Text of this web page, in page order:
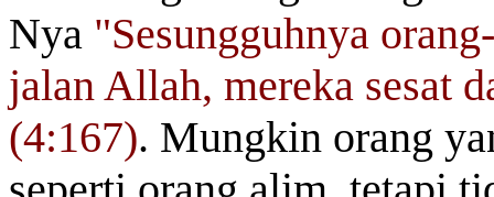
Nya "Sesungguhnya
jalan Allah, mereka sesat
(4:167). Mungkin orang